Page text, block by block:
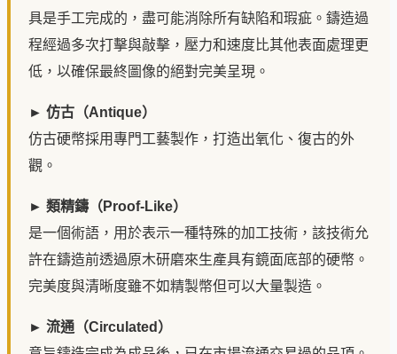
具是手工完成的，盡可能消除所有缺陷和瑕疵。鑄造過
程經過多次打擊與敲擊，壓力和速度比其他表面處理更
低，以確保最終圖像的絕對完美呈現。
► 仿古（Antique）
仿古硬幣採用專門工藝製作，打造出氧化、復古的外
觀。
► 類精鑄（Proof-Like）
是一個術語，用於表示一種特殊的加工技術，該技術允
許在鑄造前透過原木研磨來生產具有鏡面底部的硬幣。
完美度與清晰度雖不如精製幣但可以大量製造。
► 流通（Circulated）